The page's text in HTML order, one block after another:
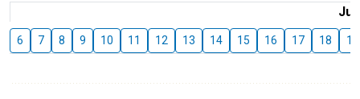
6 7 8 9 10 11 12 13 14 15 16 17 18 19